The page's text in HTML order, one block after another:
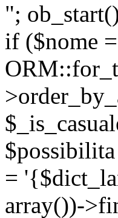
";
if ($nome
=
array())-